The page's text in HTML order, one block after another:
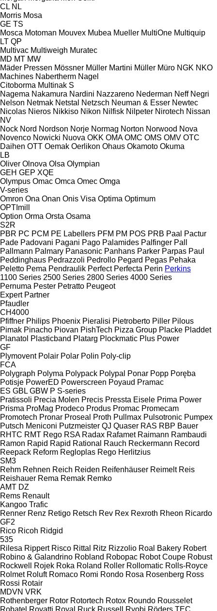
CL NL
Morris Mosa
GE TS
Mosca Motoman Mouvex Mubea Mueller MultiOne Multiquip
LT QP
Multivac Multiweigh Muratec
MD MT MW
Mäder Pressen Mössner Müller Martini Müller Müro NGK NKO
Machines Nabertherm Nagel
Citoborma Multinak S
Nagema Nakamura Nardini Nazzareno Nederman Neff Negri
Nelson Netmak Netstal Netzsch Neuman & Esser Newtec
Nicolas Nieros Nikkiso Nikon Nilfisk Nilpeter Nirotech Nissan
NV
Nock Nord Nordson Norje Normag Norton Norwood Nova
Novenco Nowicki Nuova OKK OMA OMC OMS OMV OTC
Daihen OTT Oemak Oerlikon Ohaus Okamoto Okuma
LB
Oliver Olnova Olsa Olympian
GEH GEP XQE
Olympus Omac Omca Omec Omga
V-series
Omron Ona Onan Onis Visa Optima Optimum
OPTImill
Option Orma Orsta Osama
S2R
PBR PC PCM PE Labellers PFM PM POS PRB Paal
Pactur
Pade Padovani Pagani Pago Palamides Palfinger Pall
Pallmann Palmary Panasonic Panhans Parker Parpas Paul
Peddinghaus Pedrazzoli Pedrollo Pegard Pegas Pehaka
Peletto Pema Pendraulik Perfect Perfecta Perin Perkins
1100 Series 2500 Series 2800 Series 4000 Series
Pernuma Pester Petratto Peugeot
Expert Partner
Pfaudler
CH4000
Pfiffner Philips Phoenix Pieralisi Pietroberto Piller Pilous
Pimak Pinacho Piovan PishTech Pizza Group Placke Pladdet
Planatol Plasticband Platarg Plockmatic Plus Power
GF
Plymovent Polair Polar Polin Poly-clip
FCA
Polygraph Polyma Polypack Polypal Ponar Popp Poręba
Potisje PowerED Powerscreen Poyaud Pramac
ES GBL GBW P S-series
Pratissoli Precia Molen Precis Pressta Eisele Prima Power
Prisma ProMag Prodeco Produs Promac Promecam
Promotech Pronar Proseal Proth Pullmax Pulsotronic Pumpex
Putsch Meniconi Putzmeister QJ Quaser RAS RBP Bauer
RHTC RMT Rego RSA Radax Rafamet Raimann Rambaudi
Ramon Rapid Rapid Rational Rauch Reckermann Record
Reepack Reform Regloplas Rego Herlitzius
SM3
Rehm Rehnen Reich Reiden Reifenhäuser Reimelt Reis
Reishauer Rema Remak Remko
AMT DZ
Rems Renault
Kangoo Trafic
Renner Renz Retigo Retsch Rev Rex Rexroth Rheon Ricardo
GF2
Rico Ricoh Ridgid
535
Rilesa Rippert Risco Rittal Ritz Rizzolio Roal Bakery Robert
Robino & Galandrino Robland Robopac Robot Coupe Robust
Rockwell
Rojek Roka Roland Roller Rollomatic Rolls-Royce
Rolmet Roluft Romaco Romi Rondo Rosa Rosenberg Ross
Rossi Rotair
MDVN VRK
Rothenberger Rotor Rotortech Rotox Roundo Rousselet
Robatel Rovatti Royal Ruck Russell Ryobi Röders TEC